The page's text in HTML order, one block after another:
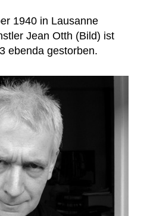
1940 in Lausanne
Jean Otth (Bild) ist
ebenda gestorben.